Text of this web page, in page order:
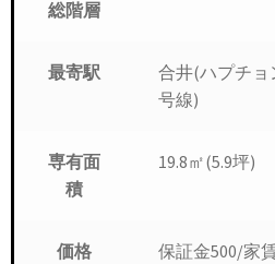
総階層
最寄駅
合井(ハプチョ
号線)
専有面
積
19.8㎡(5.9坪)
価格
保証金500/家